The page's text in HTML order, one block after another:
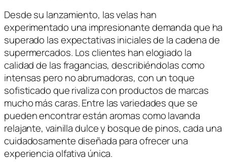
Desde su lanzamiento, las velas han
experimentado una impresionante demanda que ha
superado las expectativas iniciales de la cadena de
supermercados. Los clientes han elogiado la
calidad de las fragancias, describiéndolas como
intensas pero no abrumadoras, con un toque
sofisticado que rivaliza con productos de marcas
mucho más caras. Entre las variedades que se
pueden encontrar están aromas como lavanda
relajante, vainilla dulce y bosque de pinos, cada una
cuidadosamente diseñada para ofrecer una
experiencia olfativa única.